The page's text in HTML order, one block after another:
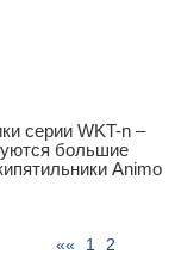
серии WKT-n –
большие
Animo
стр.«« 1 2